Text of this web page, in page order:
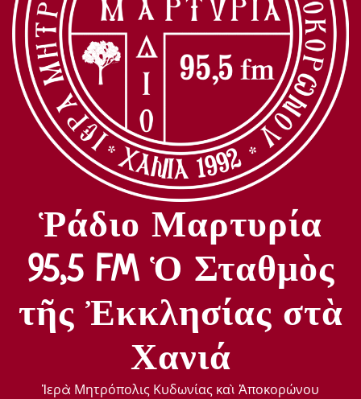
Ῥάδιο Μαρτυρία
95,5 FM Ὁ Σταθμὸς
τῆς Ἐκκλησίας στὰ
Χανιά
Ἱερὰ Μητρόπολις Κυδωνίας καὶ Ἀποκορώνου